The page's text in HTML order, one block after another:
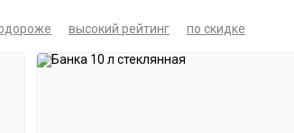
высокий рейтинг по скидке